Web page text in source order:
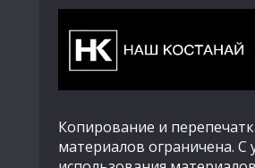
Копирование и
материалов ограничена. С